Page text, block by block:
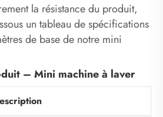
la résistance du produit,
un tableau de spécifications
de base de notre mini
– Mini machine à laver